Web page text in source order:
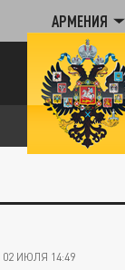
АРМЕНИЯ
02 ИЮЛЯ 14:49